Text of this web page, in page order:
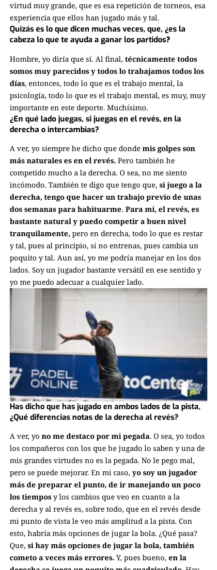
virtud muy grande, que es esa repetición de torneos, esa
experiencia que ellos han jugado más y tal.
Quizás es lo que dicen muchas veces, que, ¿es la
cabeza lo que te ayuda a ganar los partidos?
Hombre, yo diría que sí. Al final, técnicamente todos
somos muy parecidos y todos lo trabajamos todos los
días, entonces, todo lo que es el trabajo mental, la
psicología, todo lo que es el trabajo mental, es muy, muy
importante en este deporte. Muchísimo.
¿En qué lado juegas, si juegas en el revés, en la
derecha o intercambias?
A ver, yo siempre he dicho que donde mis golpes son
más naturales es en el revés. Pero también he
competido mucho a la derecha. O sea, no me siento
incómodo. También te digo que tengo que, si juego a la
derecha, tengo que hacer un trabajo previo de unas
dos semanas para habituarme. Para mi, el revés, es
bastante natural y puedo competir a buen nivel
tranquilamente, pero en derecha, todo lo que es restar
y tal, pues al principio, si no entrenas, pues cambia un
poquito y tal. Aun así, yo me podría manejar en los dos
lados. Soy un jugador bastante versátil en ese sentido y
yo me puedo adecuar a cualquier lado.
Has dicho que has jugado en ambos lados de la pista,
¿Qué diferencias notas de la derecha al revés?
A ver, yo no me destaco por mi pegada. O sea, yo todos
los compañeros con los que he jugado lo saben y una de
mis grandes virtudes no es la pegada. No le pego mal,
pero se puede mejorar. En mi caso, yo soy un jugador
más de preparar el punto, de ir manejando un poco
los tiempos y los cambios que veo en cuanto a la
derecha y al revés es, sobre todo, que en el revés desde
mi punto de vista le veo más amplitud a la pista. Con
esto, habría más opciones de jugar la bola. ¿Qué pasa?
Que, si hay más opciones de jugar la bola, también
cometo a veces más errores. Y, pues bueno, en la